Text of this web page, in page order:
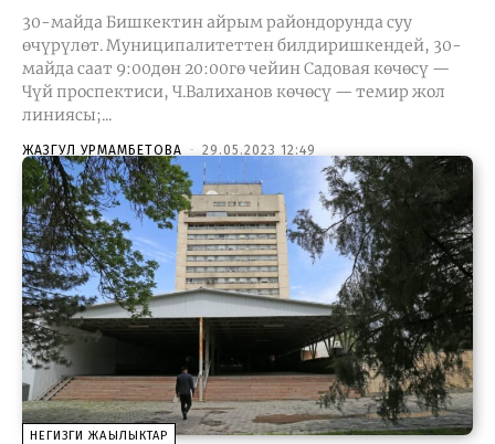
30-майда Бишкектин айрым райондорунда суу
өчүрүлөт. Муниципалитеттен билдиришкендей, 30-
майда саат 9:00дөн 20:00гө чейин Садовая көчөсү —
Чүй проспектиси, Ч.Валиханов көчөсү — темир жол
линиясы;...
ЖАЗГУЛ УРМАМБЕТОВА - 29.05.2023 12:49
НЕГИЗГИ ЖАҢЫЛЫКТАР